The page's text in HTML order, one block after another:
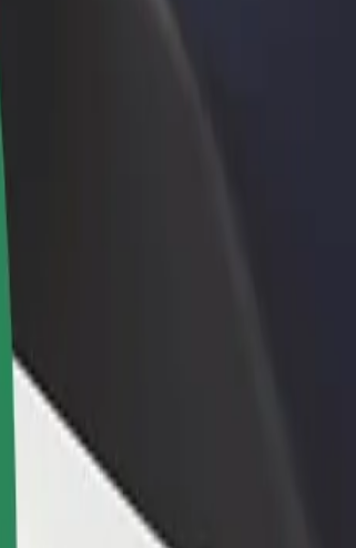
მეტი მომხმარებელი
გაყიდვები
მდე
გზას ეძებ? აღმოაჩინე ჩვენი